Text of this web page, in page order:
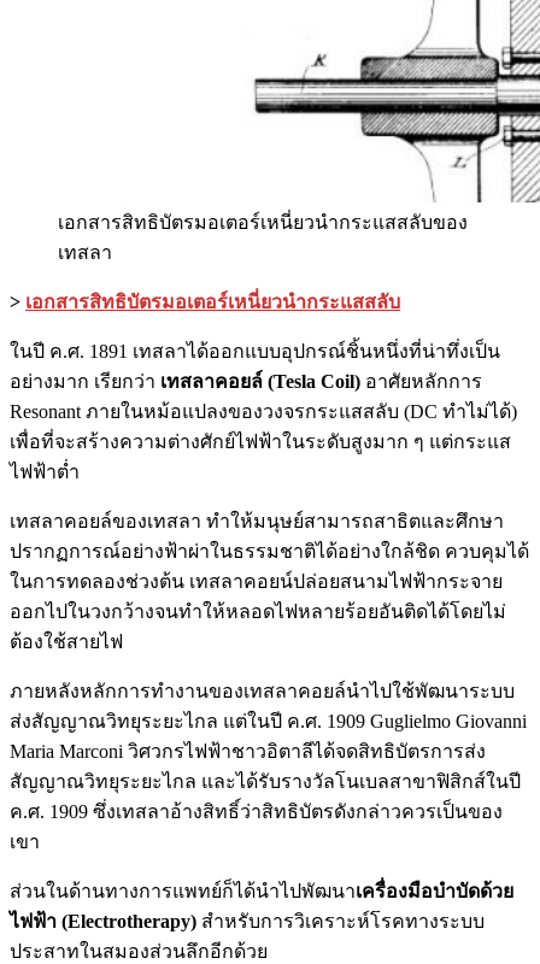
เอกสารสิทธิบัตรมอเตอร์เหนี่ยวนำกระแสสลับของ
เทสลา
> เอกสารสิทธิบัตรมอเตอร์เหนี่ยวนำกระแสสลับ
ในปี ค.ศ. 1891 เทสลาได้ออกแบบอุปกรณ์ชิ้นหนึ่งที่น่าทึ่งเป็น
อย่างมาก เรียกว่า เทสลาคอยล์ (Tesla Coil) อาศัยหลักการ
Resonant ภายในหม้อแปลงของวงจรกระแสสลับ (DC ทำไม่ได้)
เพื่อที่จะสร้างความต่างศักย์ไฟฟ้าในระดับสูงมาก ๆ แต่กระแส
ไฟฟ้าต่ำ
เทสลาคอยล์ของเทสลา ทำให้มนุษย์สามารถสาธิตและศึกษา
ปรากฏการณ์อย่างฟ้าผ่าในธรรมชาติได้อย่างใกล้ชิด ควบคุมได้
ในการทดลองช่วงต้น เทสลาคอยน์ปล่อยสนามไฟฟ้ากระจาย
ออกไปในวงกว้างจนทำให้หลอดไฟหลายร้อยอันติดได้โดยไม่
ต้องใช้สายไฟ
ภายหลังหลักการทำงานของเทสลาคอยล์นำไปใช้พัฒนาระบบ
ส่งสัญญาณวิทยุระยะไกล แต่ในปี ค.ศ. 1909 Guglielmo Giovanni
Maria Marconi วิศวกรไฟฟ้าชาวอิตาลีได้จดสิทธิบัตรการส่ง
สัญญาณวิทยุระยะไกล และได้รับรางวัลโนเบลสาขาฟิสิกส์ในปี
ค.ศ. 1909 ซึ่งเทสลาอ้างสิทธิ์ว่าสิทธิบัตรดังกล่าวควรเป็นของ
เขา
ส่วนในด้านทางการแพทย์ก็ได้นำไปพัฒนาเครื่องมือบำบัดด้วย
ไฟฟ้า (Electrotherapy) สำหรับการวิเคราะห์โรคทางระบบ
ประสาทในสมองส่วนลึกอีกด้วย